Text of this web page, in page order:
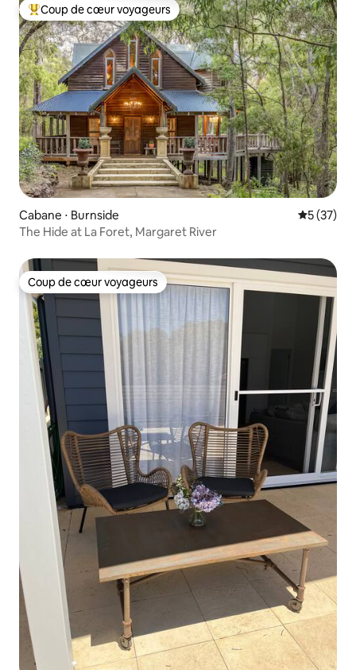
Coups de cœur voyageurs les plus appréciés
Coup de cœur voyageurs
Cabane ⋅ Burnside
5 (37)
The Hide at La Foret, Margaret River
Coup de cœur voyageurs
Coup de cœur voyageurs